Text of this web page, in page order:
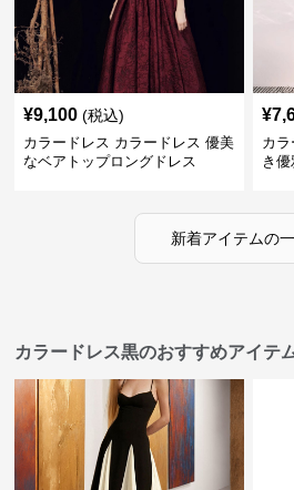
¥9,100 (税込)
カラードレス カラードレス 優美
なベアトップロングドレス
¥
カ
き
新着アイテムの
カラードレス黒のおすすめアイテ